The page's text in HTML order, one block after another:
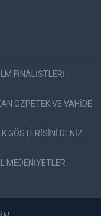
FİNALİSTLERİ
ÖZPETEK VE VAHİDE
GÖSTERİSİNİ DENİZ
MEDENİYETLER